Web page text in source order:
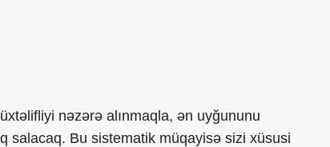
nəzərə alınmaqla, ən uyğununu
salacaq. Bu sistematik müqayisə sizi xüsusi